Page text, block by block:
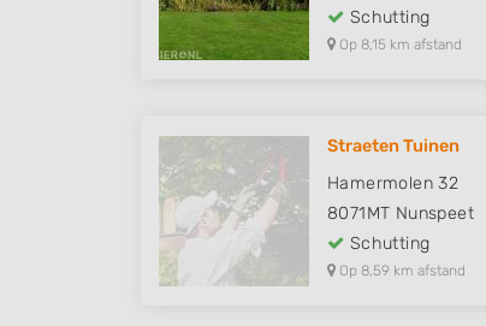
Schutting
Op 8,15 km afstand
Straeten Tuinen
Hamermolen 32
8071MT Nunspeet
Schutting
Op 8,59 km afstand